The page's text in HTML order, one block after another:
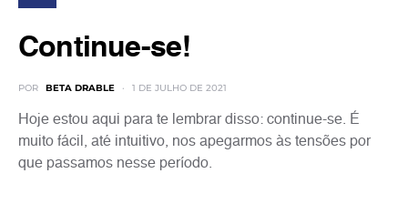
Continue-se!
POR BETA DRABLE 1 DE JULHO DE 2021
Hoje estou aqui para te lembrar disso: continue-se. É
muito fácil, até intuitivo, nos apegarmos às tensões por
que passamos nesse período.